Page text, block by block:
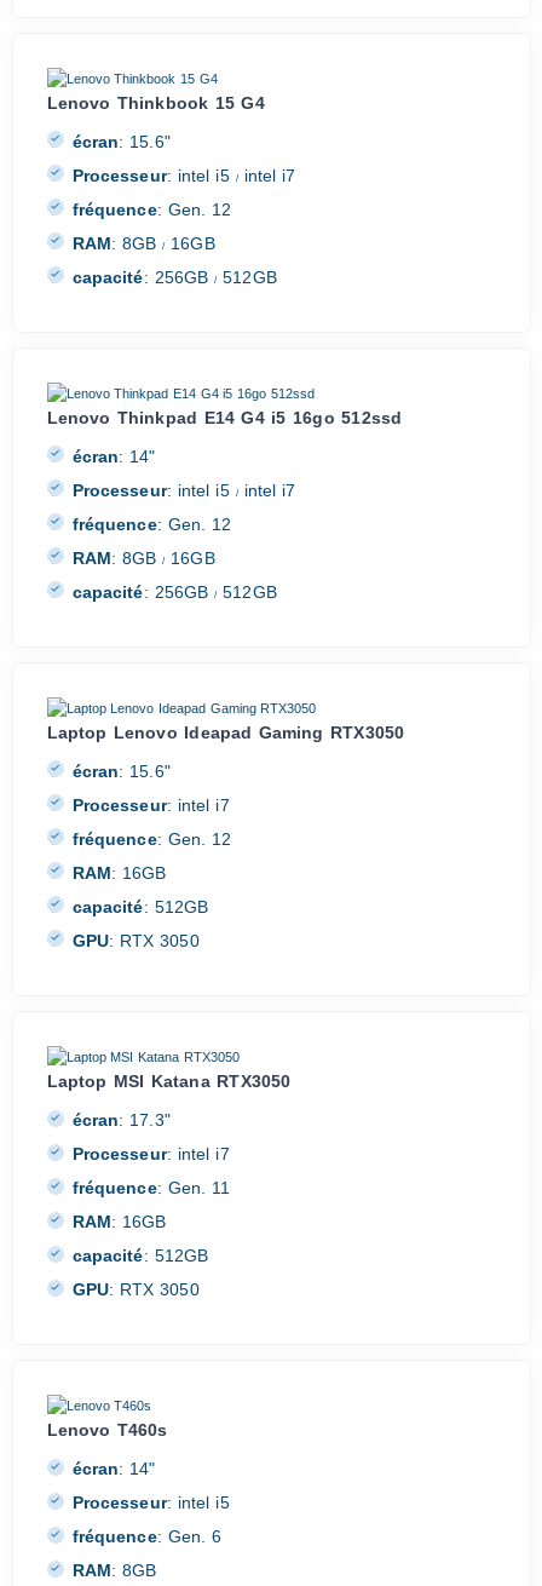
Lenovo Thinkbook 15 G4
écran: 15.6"
Processeur: intel i5 /intel i7
fréquence: Gen. 12
RAM: 8GB/ 16GB
capacité: 256GB/ 512GB
Lenovo Thinkpad E14 G4 i5 16go 512ssd
écran: 14"
Processeur: intel i5 /intel i7
fréquence: Gen. 12
RAM: 8GB/ 16GB
capacité: 256GB/ 512GB
Laptop Lenovo Ideapad Gaming RTX3050
écran: 15.6"
Processeur: intel i7
fréquence: Gen. 12
RAM: 16GB
capacité: 512GB
GPU: RTX 3050
Laptop MSI Katana RTX3050
écran: 17.3"
Processeur: intel i7
fréquence: Gen. 11
RAM: 16GB
capacité: 512GB
GPU: RTX 3050
Lenovo T460s
écran: 14"
Processeur: intel i5
fréquence: Gen. 6
RAM: 8GB